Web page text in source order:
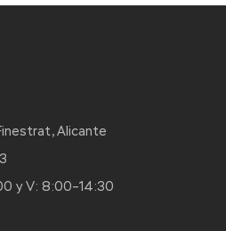
Alicante
y V: 8:00–14:30